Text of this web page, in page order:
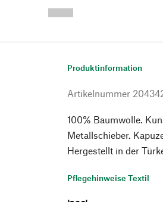
Produktinformation
Artikelnummer
100% Baumwolle.
Metallschieber.
Hergestellt in der
Pflegehinweise Textil